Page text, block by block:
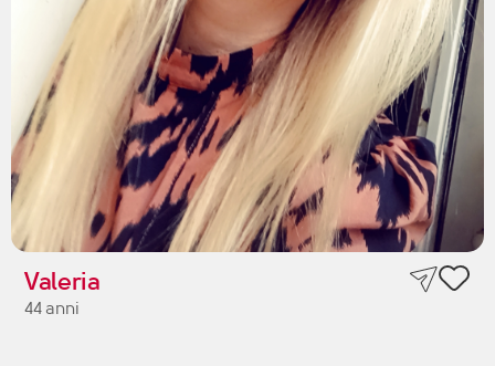
Valeria
44 anni